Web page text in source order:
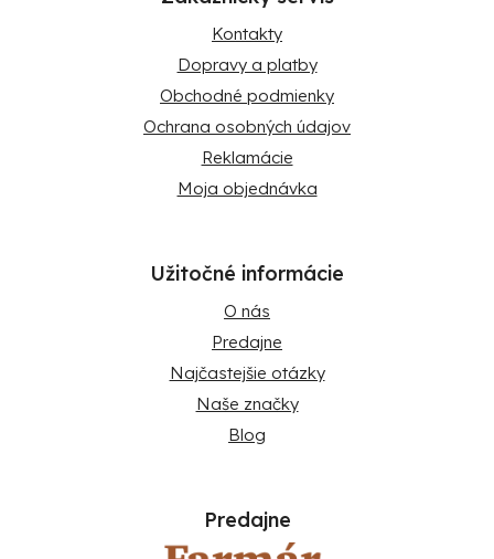
Kontakty
Dopravy a platby
Obchodné podmienky
Ochrana osobných údajov
Reklamácie
Moja objednávka
Užitočné informácie
O nás
Predajne
Najčastejšie otázky
Naše značky
Blog
Predajne